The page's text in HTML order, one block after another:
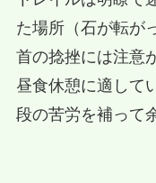
た場所（石が転が
首の捻挫には注意
昼食休憩に適して
段の苦労を補って